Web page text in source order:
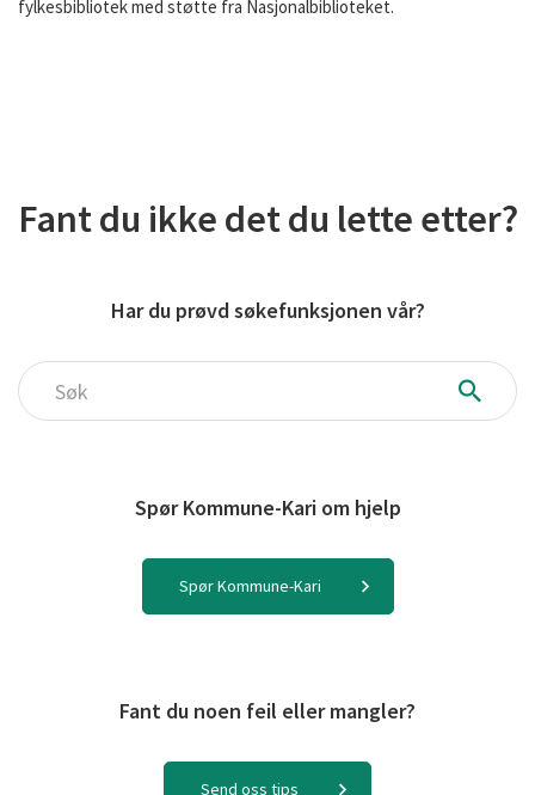
fylkesbibliotek med støtte fra Nasjonalbiblioteket.
Fant du ikke det du lette etter?
Har du prøvd søkefunksjonen vår?
Søk
Spør Kommune-Kari om hjelp
Spør Kommune-Kari
Fant du noen feil eller mangler?
Send oss tips